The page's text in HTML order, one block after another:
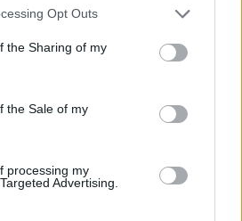
Opt Outs
the Sharing of my
the Sale of my
processing my
Advertising.